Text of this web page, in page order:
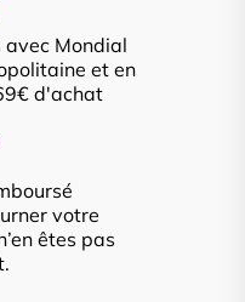
Mondial
et en
d'achat
votre
êtes pas